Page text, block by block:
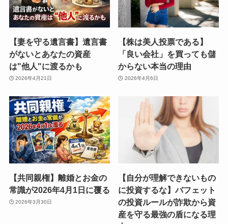
【妻を守る遺言書】遺言書
がないとあなたの資産
は"他人"に渡るかも
2026年4月21日
【株は美人投票である】
「良い会社」を買っても儲
からない本当の理由
2026年4月6日
【共同親権】離婚とお金の
常識が2026年4月1日に覆る
2026年3月30日
【自分が理解できないもの
に投資するな】バフェット
の投資ルールが詐欺から資
産を守る最強の盾になる理